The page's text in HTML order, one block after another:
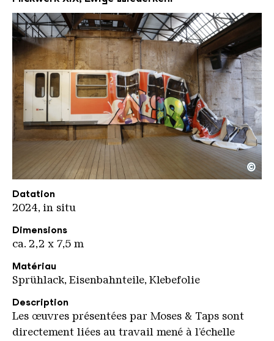
MosesTaps Anti Graffiti Folie KHV kompr
Copyright: Karl Heinrich Veith
©
Datation
2024, in situ
Dimensions
ca. 2,2 x 7,5 m
Matériau
Sprühlack, Eisenbahnteile, Klebefolie
Description
Les œuvres présentées par Moses & Taps sont
directement liées au travail mené à l’échelle